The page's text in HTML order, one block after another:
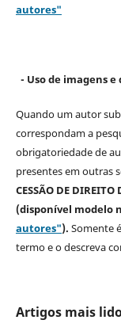
autores"
- Uso de imagens e
Quando um autor
correspondam a
obrigatoriedade de
presentes em outras
CESSÃO DE DIREITO
(disponível modelo
autores"). Somente
termo e o descreva
Artigos mais